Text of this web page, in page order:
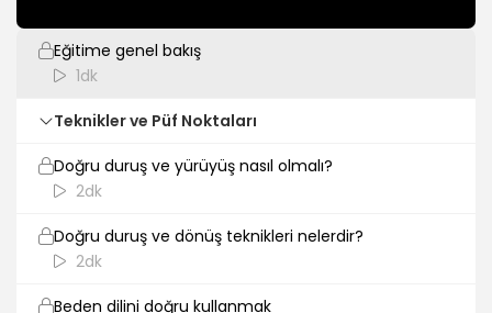
Eğitime genel bakış
1dk
Teknikler ve Püf Noktaları
Doğru duruş ve yürüyüş nasıl olmalı?
2dk
Doğru duruş ve dönüş teknikleri nelerdir?
2dk
Beden dilini doğru kullanmak